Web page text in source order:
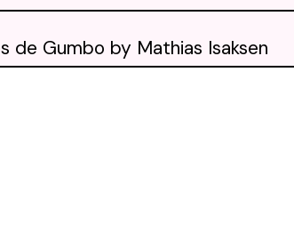
de Gumbo by Mathias Isaksen